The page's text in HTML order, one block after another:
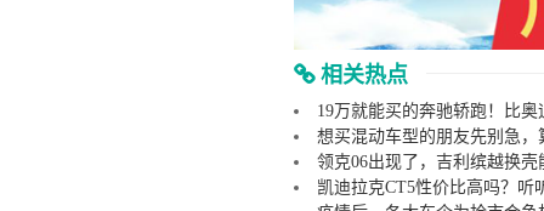
相关热点
19万就能买的奔驰轿跑！比
想买混动车型的朋友先别急
领克06出现了，吉利缤越换壳
凯迪拉克CT5性价比高吗？听